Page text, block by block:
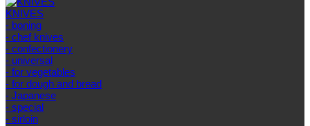
KNIVES
- boning
- chef knives
- confectionery
- universal
- for vegetables
- for dough and bread
- Japanese
- special
- sirloin